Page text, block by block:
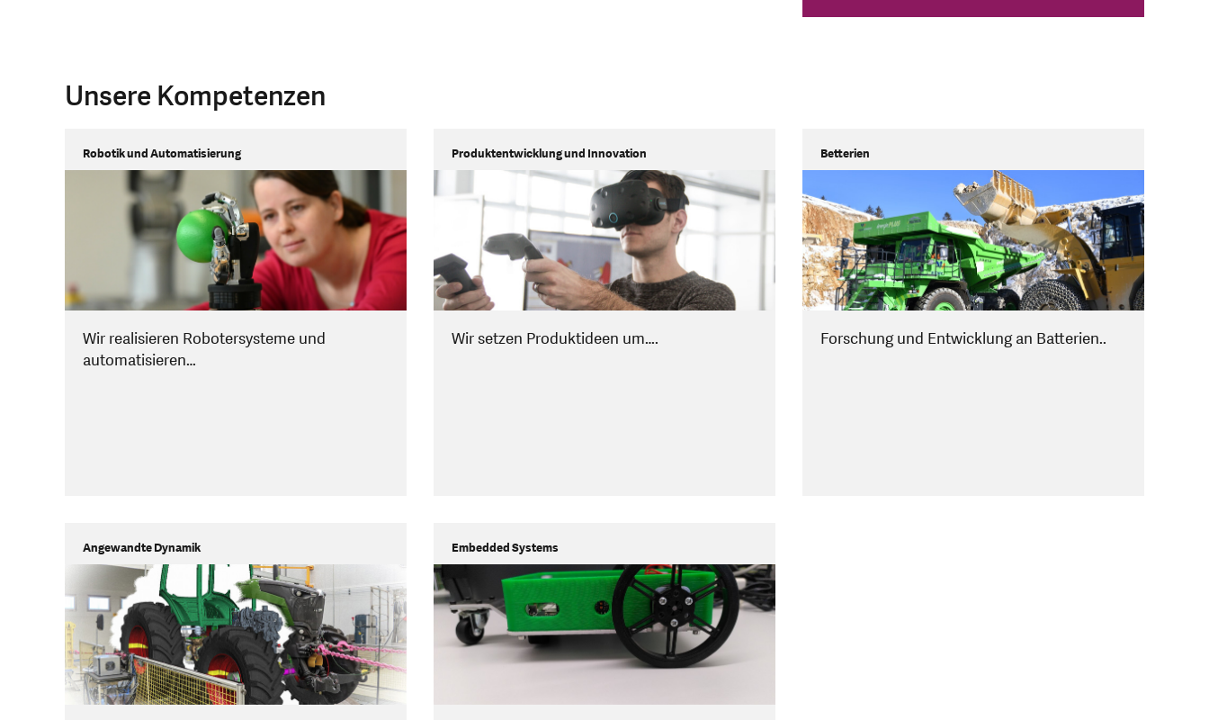
Unsere Kompetenzen
Robotik und Automatisierung
Wir realisieren Robotersysteme und
automatisieren…
Angewandte Dynamik
Produktentwicklung und Innovation
Wir setzen Produktideen um….
Embedded Systems
Betterien
Forschung und Entwicklung an Batterien..